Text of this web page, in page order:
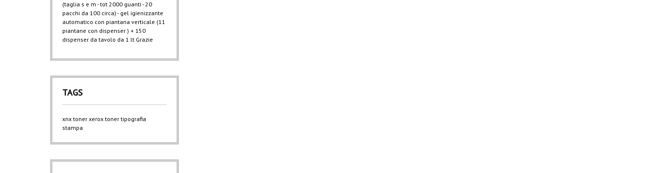
(taglia s e m - tot 2000 guanti - 20
pacchi da 100 circa) - gel igienizzante
automatico con piantana verticale (11
piantane con dispenser ) + 150
dispenser da tavolo da 1 lt Grazie
TAGS
xnx toner xerox toner tipografia
stampa